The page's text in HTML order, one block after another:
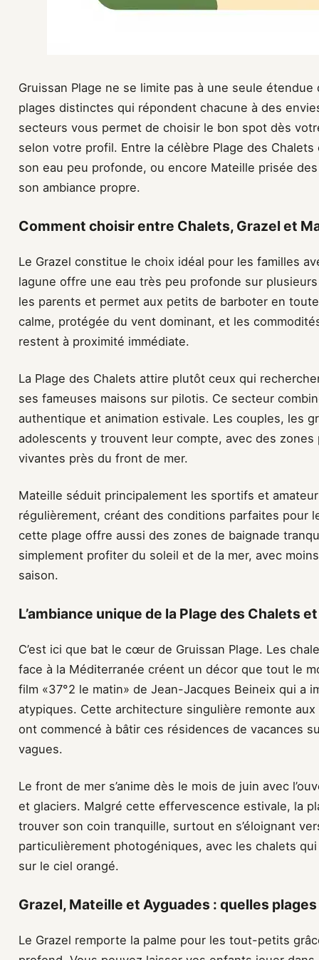
Gruissan Plage ne se limite pas à une seule étendue
plages distinctes qui répondent chacune à des
secteurs vous permet de choisir le bon spot dès
selon votre profil. Entre la célèbre Plage des
son eau peu profonde, ou encore Mateille prisée
son ambiance propre.
Comment choisir entre Chalets, Grazel et
Le Grazel constitue le choix idéal pour les familles
lagune offre une eau très peu profonde sur
les parents et permet aux petits de barboter en
calme, protégée du vent dominant, et les
restent à proximité immédiate.
La Plage des Chalets attire plutôt ceux qui
ses fameuses maisons sur pilotis. Ce secteur
authentique et animation estivale. Les couples, les
adolescents y trouvent leur compte, avec des
vivantes près du front de mer.
Mateille séduit principalement les sportifs et
régulièrement, créant des conditions parfaites pour
cette plage offre aussi des zones de baignade
simplement profiter du soleil et de la mer, avec
saison.
L’ambiance unique de la Plage des Chalets
C’est ici que bat le cœur de Gruissan Plage. Les
face à la Méditerranée créent un décor que tout le
film «37°2 le matin» de Jean-Jacques Beineix qui a
atypiques. Cette architecture singulière remonte
ont commencé à bâtir ces résidences de vacances
vagues.
Le front de mer s’anime dès le mois de juin avec
et glaciers. Malgré cette effervescence estivale, la
trouver son coin tranquille, surtout en s’éloignant
particulièrement photogéniques, avec les chalets
sur le ciel orangé.
Grazel, Mateille et Ayguades : quelles
Le Grazel remporte la palme pour les tout-petits